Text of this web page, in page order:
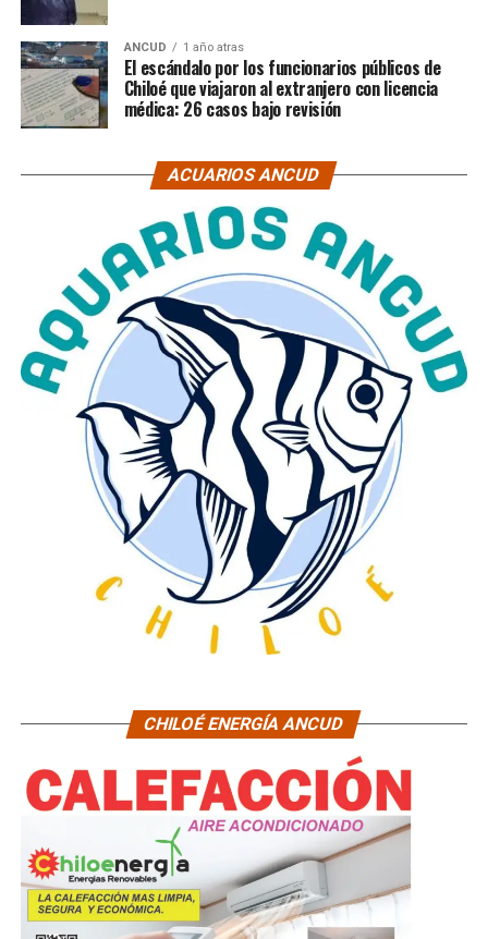
ANCUD 1 año atras
El escándalo por los funcionarios públicos de
Chiloé que viajaron al extranjero con licencia
médica: 26 casos bajo revisión
ACUARIOS ANCUD
CHILOÉ ENERGÍA ANCUD